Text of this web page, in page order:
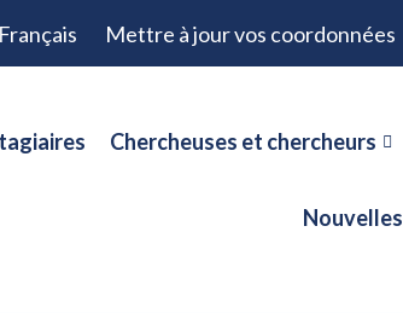
Français Mettre à jour vos coordonnées
Chercheuses et chercheurs
Nouvelles